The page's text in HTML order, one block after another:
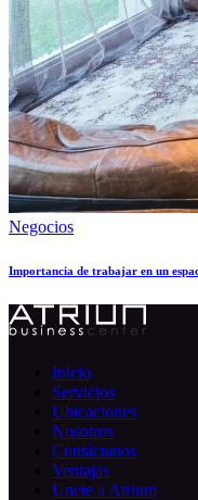
Negocios
Importancia de trabajar en un
Inicio
Servicios
Ubicaciones
Nosotros
Contáctanos
Ventajas
Unete a Atrium